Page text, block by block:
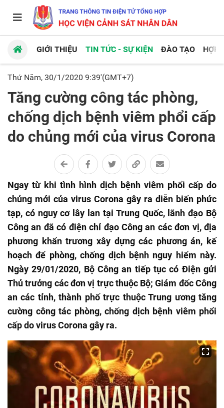
GIỚI THIỆU TIN TỨC - SỰ KIỆN ĐÀO TẠO HỢP
Thứ Năm, 30/1/2020 9:39'(GMT+7)
Tăng cường công tác phòng,
chống dịch bệnh viêm phổi cấp
do chủng mới của virus Corona
Ngay từ khi tình hình dịch bệnh viêm phổi cấp do
chủng mới của virus Corona gây ra diễn biến phức
tạp, có nguy cơ lây lan tại Trung Quốc, lãnh đạo Bộ
Công an đã có điện chỉ đạo Công an các đơn vị, địa
phương khẩn trương xây dựng các phương án, kế
hoạch để phòng, chống dịch bệnh nguy hiểm này.
Ngày 29/01/2020, Bộ Công an tiếp tục có Điện gửi
Thủ trưởng các đơn vị trực thuộc Bộ; Giám đốc Công
an các tỉnh, thành phố trực thuộc Trung ương tăng
cường công tác phòng, chống dịch bệnh viêm phổi
cấp do virus Corona gây ra.